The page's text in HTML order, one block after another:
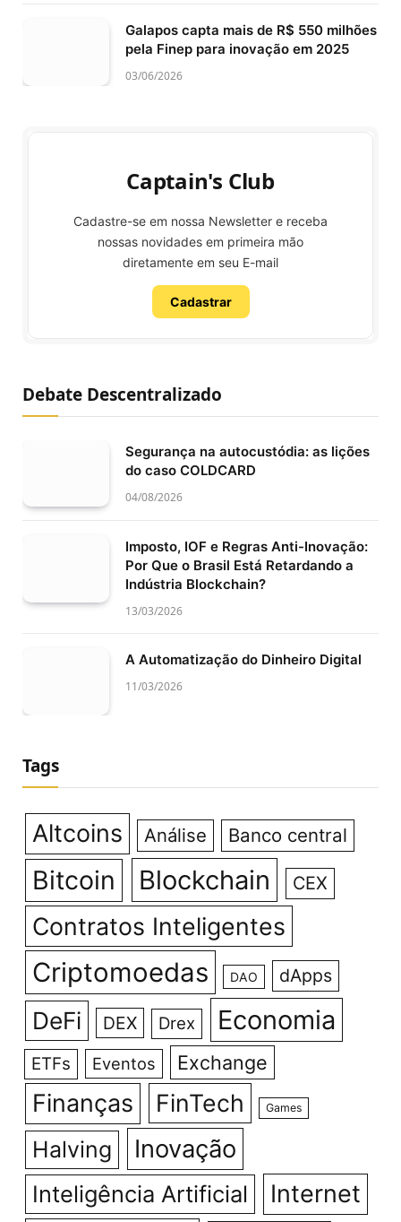
Galapos capta mais de R$ 550 milhões
pela Finep para inovação em 2025
03/06/2026
Captain's Club
Cadastre-se em nossa Newsletter e receba
nossas novidades em primeira mão
diretamente em seu E-mail
Cadastrar
Debate Descentralizado
Segurança na autocustódia: as lições
do caso COLDCARD
04/08/2026
Imposto, IOF e Regras Anti-Inovação:
Por Que o Brasil Está Retardando a
Indústria Blockchain?
13/03/2026
A Automatização do Dinheiro Digital
11/03/2026
Tags
Altcoins Análise Banco central
Bitcoin Blockchain CEX
Contratos Inteligentes
Criptomoedas DAO dApps
DeFi DEX Drex Economia
ETFs Eventos Exchange
Finanças FinTech Games
Halving Inovação
Inteligência Artificial Internet